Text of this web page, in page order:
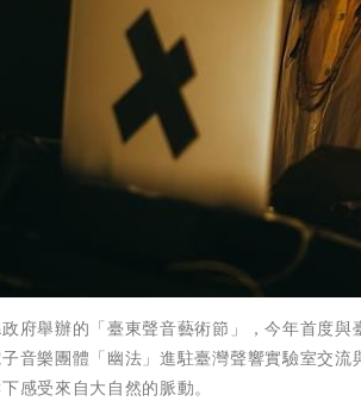
府舉辦的「臺東聲音藝術節」，今年首度
音樂團體「幽法」進駐臺灣聲響實驗室交
感受來自大自然的脈動。